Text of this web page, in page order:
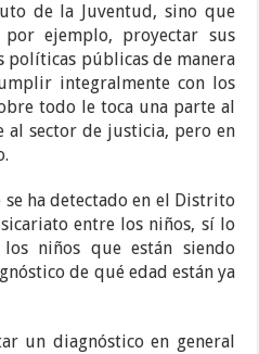
de la Juventud, sino que
ejemplo, proyectar sus
políticas públicas de manera
integralmente con los
todo le toca una parte al
al sector de justicia, pero en
ha detectado en el Distrito
entre los niños, sí lo
niños que están siendo
de qué edad están ya
un diagnóstico en general